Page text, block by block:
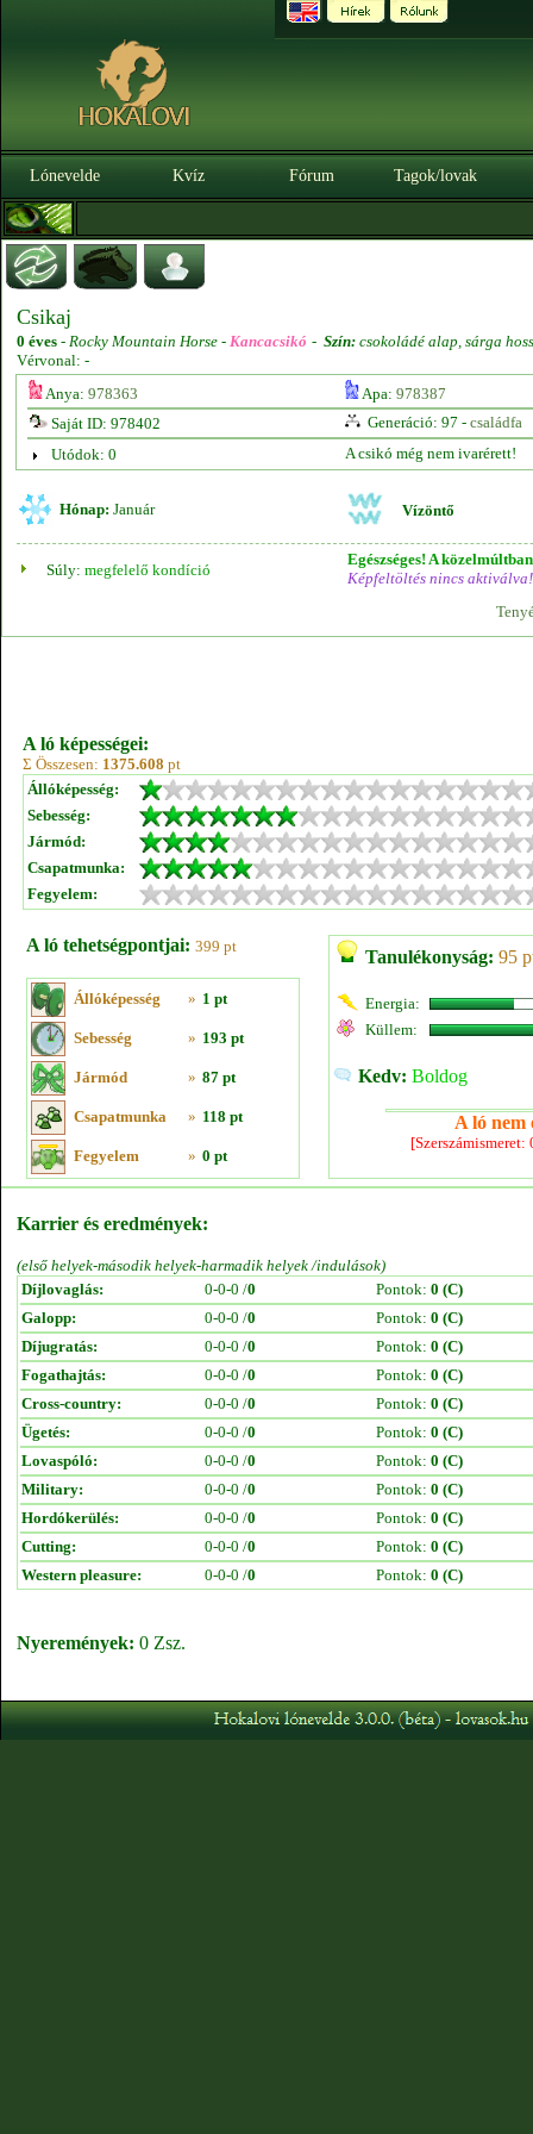
Lónevelde Kvíz Fórum Tagok/lovak
Csikaj
0 éves - Rocky Mountain Horse - Kancacsikó - Szín: csokoládé alap, sárga
Vérvonal: -
Anya: 978363 Apa: 978387
Saját ID: 978402
Generáció: 97 - családfa
Utódok: 0
A csikó még nem ivarérett!
Hónap: Január Vízöntő
Súly: megfelelő kondíció
Egészséges! A
Képfeltöltés nincs aktiválva!
A ló képességei:
Σ Összesen: 1375.608 pt
Állóképesség:
Sebesség:
Jármód:
Csapatmunka:
Fegyelem:
A ló tehetségpontjai: 399 pt
Állóképesség » 1 pt
Sebesség » 193 pt
Jármód » 87 pt
Csapatmunka » 118 pt
Fegyelem » 0 pt
Tanulékonyság: 95
Energia:
Küllem:
Kedv: Boldog
A ló nem
Karrier és eredmények:
(első helyek-második helyek-harmadik helyek /indulások)
Díjlovaglás:
0-0-0 /0 Pontok: 0 (C)
Galopp:
0-0-0 /0 Pontok: 0 (C)
Díjugratás:
0-0-0 /0 Pontok: 0 (C)
Fogathajtás:
0-0-0 /0 Pontok: 0 (C)
Cross-country:
0-0-0 /0 Pontok: 0 (C)
Ügetés:
0-0-0 /0 Pontok: 0 (C)
Lovaspóló:
0-0-0 /0 Pontok: 0 (C)
Military:
0-0-0 /0 Pontok: 0 (C)
Hordókerülés:
0-0-0 /0 Pontok: 0 (C)
Cutting:
0-0-0 /0 Pontok: 0 (C)
Western pleasure:
0-0-0 /0 Pontok: 0 (C)
Nyeremények: 0 Zsz.